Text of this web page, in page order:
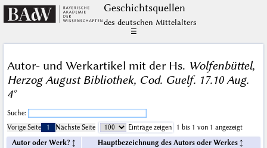
Geschichts­quellen
des deutschen Mittelalters
☰
Autor- und Werkartikel mit der Hs. Wolfenbüttel,
Herzog August Bibliothek, Cod. Guelf. 17.10 Aug.
4°
Suche:
Vorige Seite
1 Nächste Seite Einträge zeigen
1 bis 1 von 1 angezeigt
Autor oder Werk?
Hauptbezeichnung des Autors oder Werkes